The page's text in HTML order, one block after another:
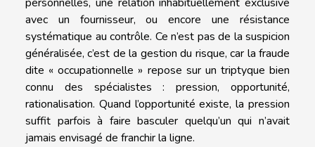
avec un fournisseur, ou encore une résistance
systématique au contrôle. Ce n’est pas de la suspicion
généralisée, c’est de la gestion du risque, car la fraude
dite « occupationnelle » repose sur un triptyque bien
connu des spécialistes : pression, opportunité,
rationalisation. Quand l’opportunité existe, la pression
suffit parfois à faire basculer quelqu’un qui n’avait
jamais envisagé de franchir la ligne.